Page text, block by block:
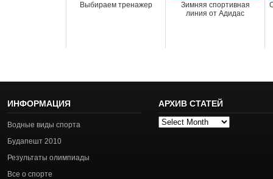
Выбираем тренажер
Зимняя спортивная
линия от Адидас
ИНФОРМАЦИЯ
Водные виды спорта
Будапешт 2010
Результаты олимпиады
Все о спорте
АРХИВ СТАТЕЙ
Архив